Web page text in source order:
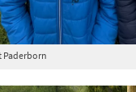
Paderborn